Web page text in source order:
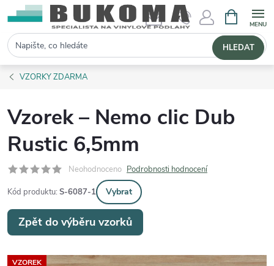
Hledat HLEDAT
VZORKY ZDARMA
Vzorek – Nemo clic Dub
Rustic 6,5mm
Neohodnoceno Podrobnosti hodnocení
Kód produktu: S-6087-1 Vybrat
Zpět do výběru vzorků
VZOREK